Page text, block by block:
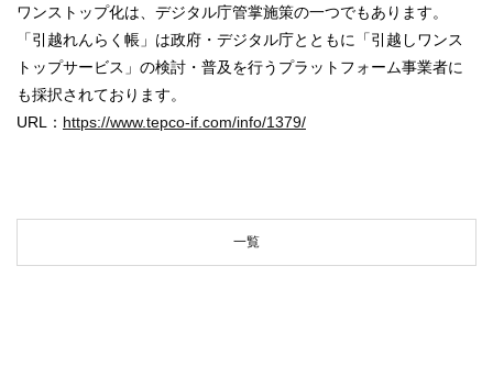
ワンストップ化は、デジタル庁管掌施策の一つでもあります。
「引越れんらく帳」は政府・デジタル庁とともに「引越しワンス
トップサービス」の検討・普及を行うプラットフォーム事業者に
も採択されております。
URL： https://www.tepco-if.com/info/1379/
一覧